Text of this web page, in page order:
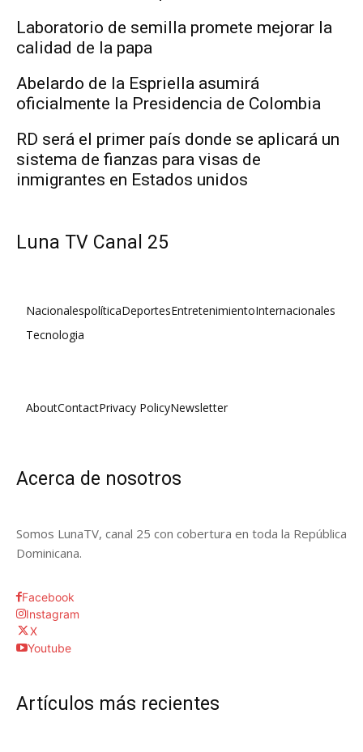
Laboratorio de semilla promete mejorar la
calidad de la papa
Abelardo de la Espriella asumirá
oficialmente la Presidencia de Colombia
RD será el primer país donde se aplicará un
sistema de fianzas para visas de
inmigrantes en Estados unidos
Luna TV Canal 25
NacionalespolíticaDeportesEntretenimientoInternacionales
Tecnologia
AboutContactPrivacy PolicyNewsletter
Acerca de nosotros
Somos LunaTV, canal 25 con cobertura en toda la República
Dominicana.
Facebook
Instagram
X
Youtube
Artículos más recientes